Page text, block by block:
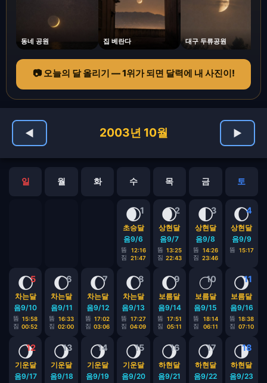
동네 공원 집 베란다 대구 두류공원
📷 오늘의 달 올리기 — 1위가 되면 달력에 내 사진이!
◀ 2003년 10월 ▶
일 월 화 수 목 금 토
1
🌒
초승달
음9/6
뜸
12:16
짐
21:47
2
🌒
상현달
음9/7
뜸 13:25
짐 22:43
3
🌓
상현달
음9/8
뜸
14:26
짐 23:46
4
🌔
상현달
음9/9
뜸 15:17
5
🌔
차는달
음9/10
뜸 15:58
짐 00:52
6
🌔
차는달
음9/11
뜸
16:33
짐 02:00
7
🌔
차는달
음9/12
뜸 17:02
짐 03:06
8
🌔
차는달
음9/13
뜸
17:27
짐 04:09
9
🌔
보름달
음9/14
뜸
17:51
짐
05:11
10
🌕
보름달
음9/15
뜸
18:14
짐
06:11
11
🌖
보름달
음9/16
뜸 18:38
짐 07:10
12
🌖
기운달
음9/17
13
🌖
기운달
음9/18
14
🌖
기운달
음9/19
15
🌖
기운달
음9/20
16
🌖
하현달
음9/21
17
🌖
하현달
음9/22
18
🌗
하현달
음9/23